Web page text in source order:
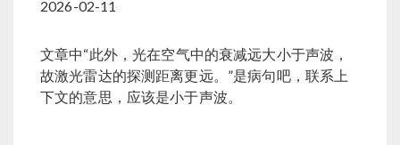
2026-02-11
文章中“此外，光在空气中的衰减远大小于声波，
故激光雷达的探测距离更远。”是病句吧，联系上
下文的意思，应该是小于声波。